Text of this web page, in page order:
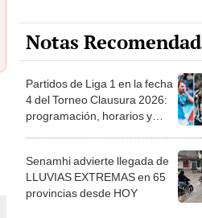
Notas
Partidos de Liga 1 en la fecha
4 del Torneo Clausura 2026:
programación, horarios y
Senamhi advierte llegada de
LLUVIAS EXTREMAS en 65
provincias desde HOY